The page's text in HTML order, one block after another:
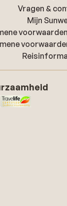
Vragen &
Mijn